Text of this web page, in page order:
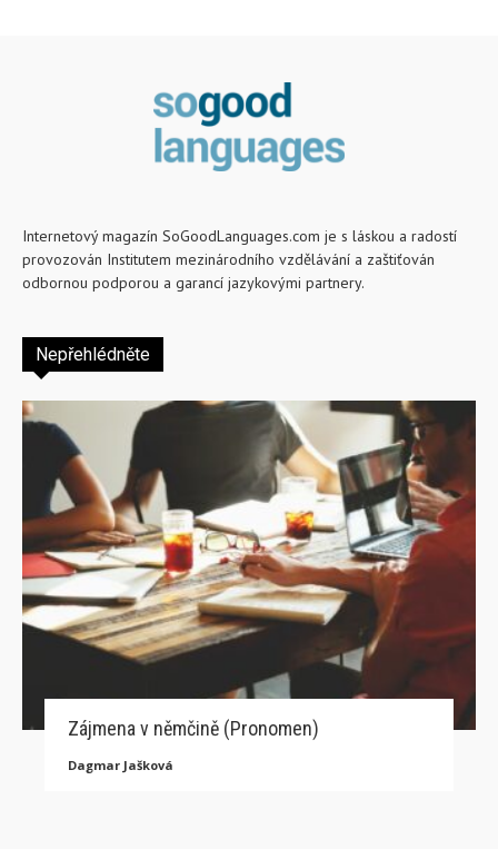
Internetový magazín SoGoodLanguages.com je s láskou a radostí
provozován Institutem mezinárodního vzdělávání a zaštiťován
odbornou podporou a garancí jazykovými partnery.
Nepřehlédněte
Zájmena v němčině (Pronomen)
Dagmar Jašková